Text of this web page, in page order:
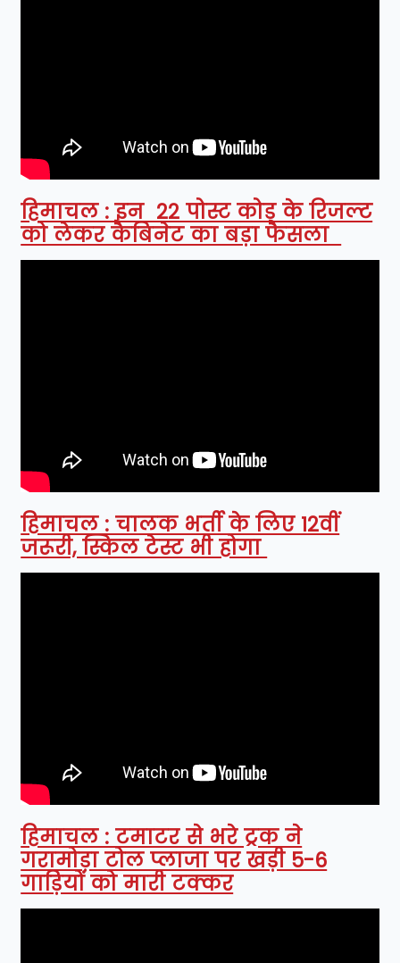
हिमाचल : इन 22 पोस्ट कोड के रिजल्ट
को लेकर कैबिनेट का बड़ा फैसला
हिमाचल : चालक भर्ती के लिए 12वीं
जरूरी, स्किल टेस्ट भी होगा
हिमाचल : टमाटर से भरे ट्रक ने
गरामोड़ा टोल प्लाजा पर खड़ी 5-6
गाड़ियों को मारी टक्कर